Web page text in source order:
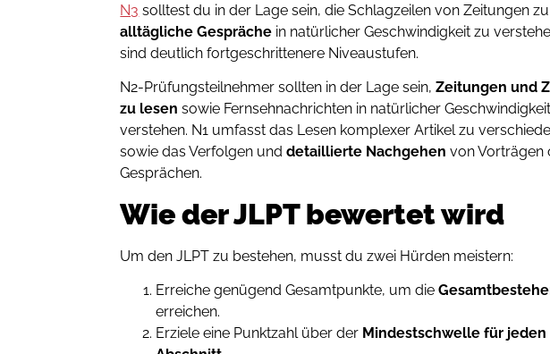
N3 solltest du in der Lage sein, die Schlagzeilen von Zeitungen
alltägliche Gespräche in natürlicher Geschwindigkeit zu
sind deutlich fortgeschrittenere Niveaustufen.
N2-Prüfungsteilnehmer sollten in der Lage sein,Zeitungen und
zu lesen sowie Fernsehnachrichten in natürlicher
verstehen. N1 umfasst das Lesen komplexer Artikel zu
sowie das Verfolgen unddetaillierte Nachgehen von Vorträgen
Gesprächen.
Wie der JLPT bewertet wird
Um den JLPT zu bestehen, musst du zwei Hürden meistern:
Erreiche genügend Gesamtpunkte, um die
erreichen.
Erziele eine Punktzahl über der Mindestschwelle für jeden